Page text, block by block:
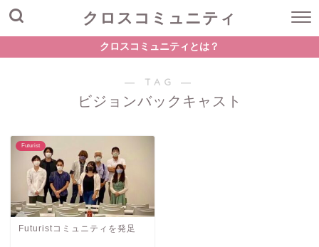
クロスコミュニティ
クロスコミュニティとは？
― TAG ―
ビジョンバックキャスト
Futurist
Futuristコミュニティを発足